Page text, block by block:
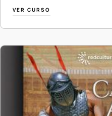
VER CURSO